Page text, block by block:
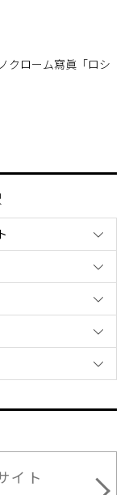
クローム寫眞「ロシ
イト